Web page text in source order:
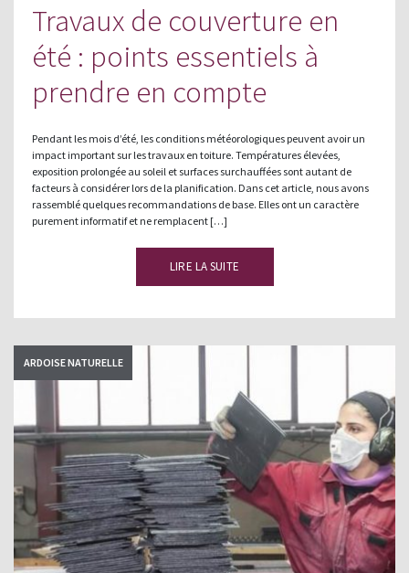
Travaux de couverture en
été : points essentiels à
prendre en compte
Pendant les mois d’été, les conditions météorologiques peuvent avoir un
impact important sur les travaux en toiture. Températures élevées,
exposition prolongée au soleil et surfaces surchauffées sont autant de
facteurs à considérer lors de la planification. Dans cet article, nous avons
rassemblé quelques recommandations de base. Elles ont un caractère
purement informatif et ne remplacent […]
LIRE LA SUITE
ARDOISE NATURELLE